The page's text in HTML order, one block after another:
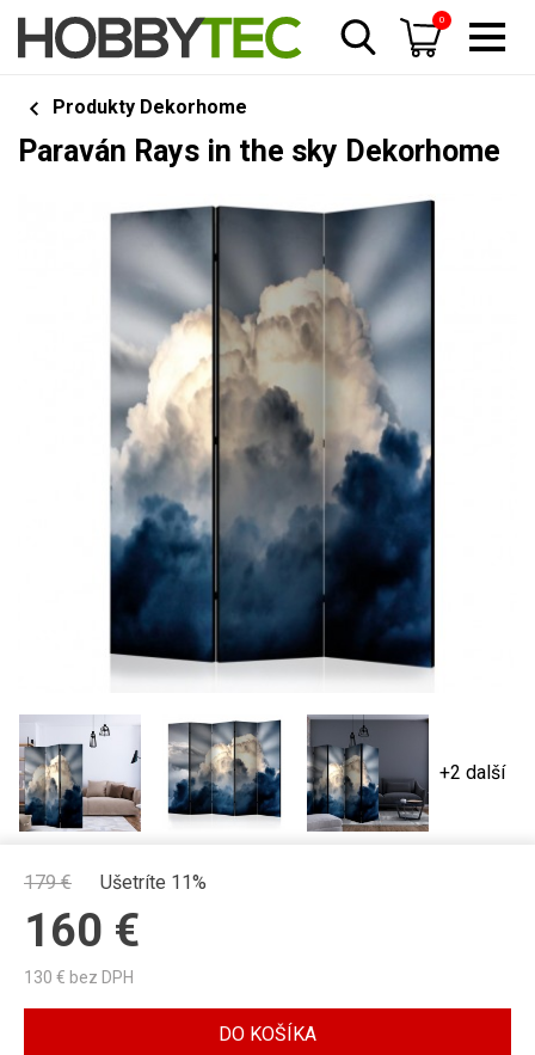
0
Produkty Dekorhome
Paraván Rays in the sky Dekorhome
+2 další
179€ Ušetríte 11%
160 €
130 € bez DPH
DO KOŠÍKA